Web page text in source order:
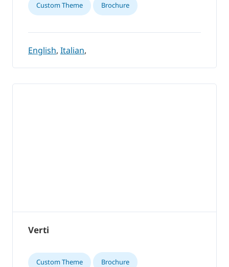
Custom Theme Brochure
English, Italian,
Verti
Custom Theme Brochure